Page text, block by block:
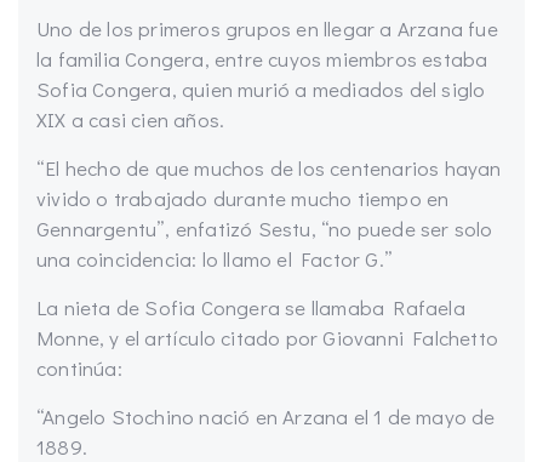
Uno de los primeros grupos en llegar a Arzana fue
la familia Congera, entre cuyos miembros estaba
Sofia Congera, quien murió a mediados del siglo
XIX a casi cien años.
“El hecho de que muchos de los centenarios hayan
vivido o trabajado durante mucho tiempo en
Gennargentu”, enfatizó Sestu, “no puede ser solo
una coincidencia: lo llamo el Factor G.”
La nieta de Sofia Congera se llamaba Rafaela
Monne, y el artículo citado por Giovanni Falchetto
continúa:
“Angelo Stochino nació en Arzana el 1 de mayo de
1889.